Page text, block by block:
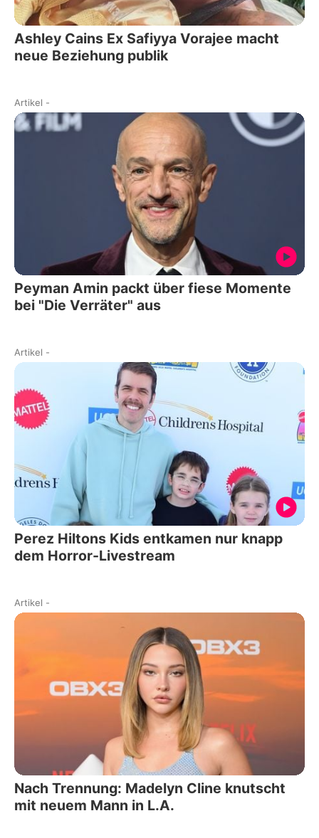
Ashley Cains Ex Safiyya Vorajee macht
neue Beziehung publik
Artikel -
Peyman Amin packt über fiese Momente
bei "Die Verräter" aus
Artikel -
Perez Hiltons Kids entkamen nur knapp
dem Horror-Livestream
Artikel -
Nach Trennung: Madelyn Cline knutscht
mit neuem Mann in L.A.